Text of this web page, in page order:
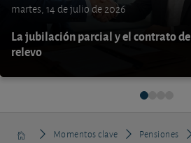
martes, 14 de julio de 2026
La jubilación parcial y el contrato de
relevo
Momentos clave Pensiones